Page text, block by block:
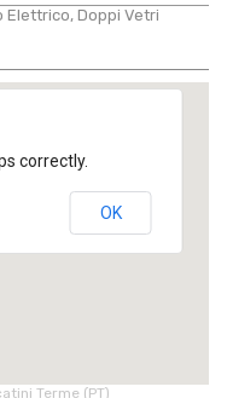
Elettrico, Doppi Vetri
correctly.
OK
Terme (PT)